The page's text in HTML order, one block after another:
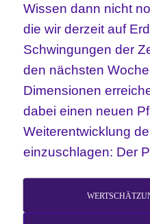
Wissen dann nicht
die wir derzeit auf
Schwingungen der
den nächsten
Dimensionen
dabei einen neuen
Weiterentwicklung
einzuschlagen: Der